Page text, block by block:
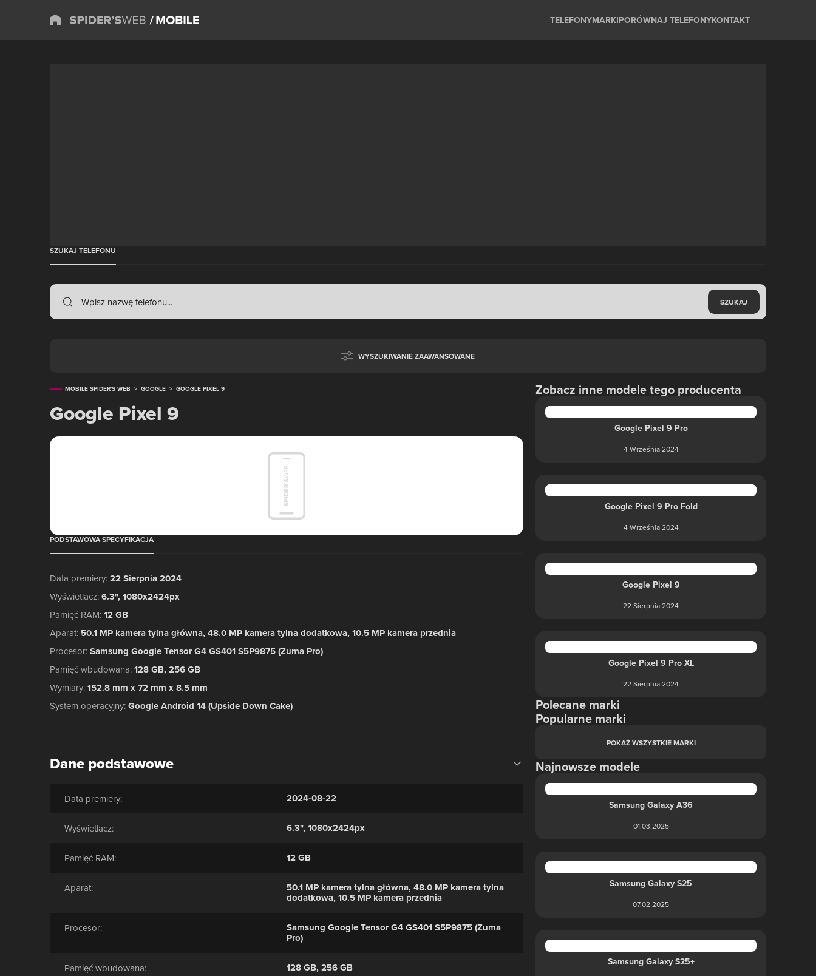
TELEFONYMARKIPORÓWNAJ TELEFONYKONTAKT
SZUKAJ TELEFONU
SZUKAJ
WYSZUKIWANIE ZAAWANSOWANE
MOBILE SPIDER'S WEB > GOOGLE > GOOGLE PIXEL 9
Google Pixel 9
PODSTAWOWA SPECYFIKACJA
Data premiery:22 Sierpnia 2024
Wyświetlacz:6.3", 1080x2424px
Pamięć RAM:12 GB
Aparat: 50.1 MP kamera tylna główna, 48.0 MP kamera tylna dodatkowa, 10.5 MP kamera przednia
Procesor:Samsung Google Tensor G4 GS401 S5P9875 (Zuma Pro)
Pamięć wbudowana:128 GB, 256 GB
Wymiary:152.8 mm x 72 mm x 8.5 mm
System operacyjny:Google Android 14 (Upside Down Cake)
Dane podstawowe
Data premiery: 2024-08-22
Wyświetlacz: 6.3", 1080x2424px
Pamięć RAM: 12 GB
Aparat: 50.1 MP kamera tylna główna, 48.0 MP kamera tylna
dodatkowa, 10.5 MP kamera przednia
Procesor: Samsung Google Tensor G4 GS401 S5P9875 (Zuma
Pro)
Pamięć wbudowana: 128 GB, 256 GB
Zobacz inne modele tego producenta
Google Pixel 9 Pro
4 Września 2024
Google Pixel 9 Pro Fold
4 Września 2024
Google Pixel 9
22 Sierpnia 2024
Google Pixel 9 Pro XL
22 Sierpnia 2024
Polecane marki
Popularne marki
POKAŻ WSZYSTKIE MARKI
Najnowsze modele
Samsung Galaxy A36
01.03.2025
Samsung Galaxy S25
07.02.2025
Samsung Galaxy S25+